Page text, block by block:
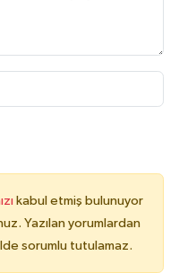
kabul etmiş bulunuyor
Yazılan yorumlardan
sorumlu tutulamaz.